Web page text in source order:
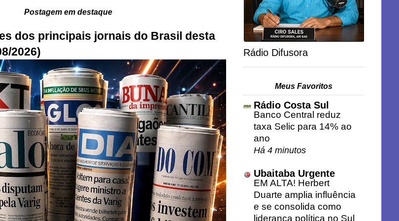
Postagem em destaque
dos principais jornais do Brasil desta
2026)
Rádio Difusora
Meus Favoritos
Rádio Costa Sul
Banco Central reduz
taxa Selic para 14% ao
ano
Há 4 minutos
Ubaitaba Urgente
EM ALTA! Herbert
Duarte amplia influência
e se consolida como
liderança política no Sul